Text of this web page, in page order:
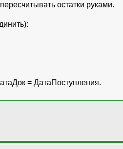
остатки руками.
= ДатаПоступления.